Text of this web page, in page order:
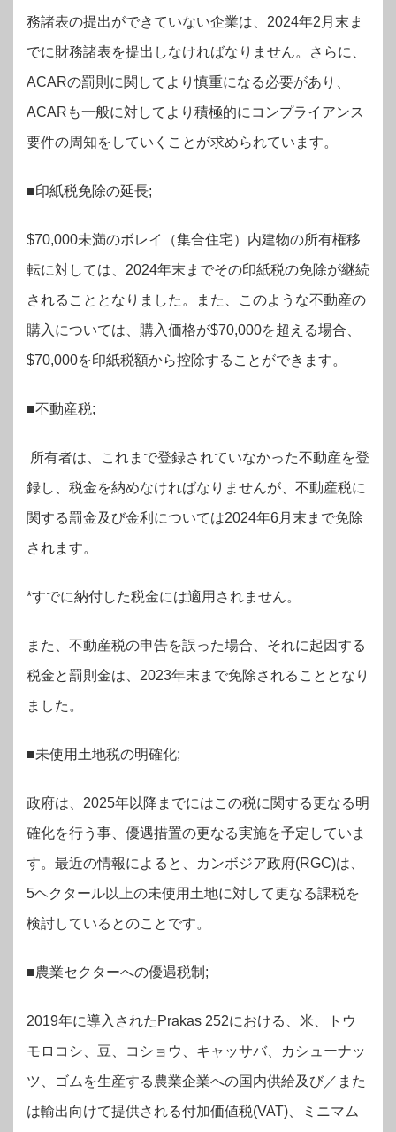
務諸表の提出ができていない企業は、2024年2月末ま
でに財務諸表を提出しなければなりません。さらに、
ACARの罰則に関してより慎重になる必要があり、
ACARも一般に対してより積極的にコンプライアンス
要件の周知をしていくことが求められています。
■印紙税免除の延長;
$70,000未満のボレイ（集合住宅）内建物の所有権移
転に対しては、2024年末までその印紙税の免除が継続
されることとなりました。また、このような不動産の
購入については、購入価格が$70,000を超える場合、
$70,000を印紙税額から控除することができます。
■不動産税;
所有者は、これまで登録されていなかった不動産を登
録し、税金を納めなければなりませんが、不動産税に
関する罰金及び金利については2024年6月末まで免除
されます。
*すでに納付した税金には適用されません。
また、不動産税の申告を誤った場合、それに起因する
税金と罰則金は、2023年末まで免除されることとなり
ました。
■未使用土地税の明確化;
政府は、2025年以降までにはこの税に関する更なる明
確化を行う事、優遇措置の更なる実施を予定していま
す。最近の情報によると、カンボジア政府(RGC)は、
5ヘクタール以上の未使用土地に対して更なる課税を
検討しているとのことです。
■農業セクターへの優遇税制;
2019年に導入されたPrakas 252における、米、トウ
モロコシ、豆、コショウ、キャッサバ、カシューナッ
ツ、ゴムを生産する農業企業への国内供給及び／また
は輸出向けて提供される付加価値税(VAT)、ミニマム